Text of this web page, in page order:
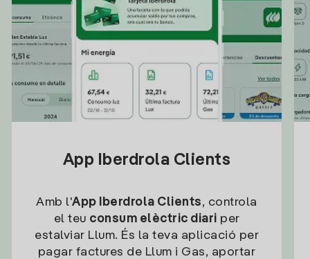
App Iberdrola Clients
Amb l'App Iberdrola Clients, controla
el teu consum elèctric diari per
estalviar Llum. És la teva aplicació per
pagar factures de Llum i Gas, aportar